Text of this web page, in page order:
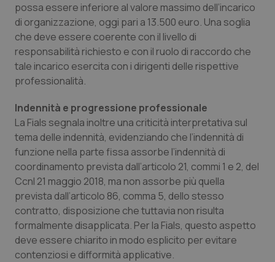
Salute orale & impianti
Sangue & coagulazione
Tiroide
Tumore al seno
Tumore ovarico
Tumori del Polmone & Testa Collo
Tumori gastrointestinali
Ulcera & Reflusso
possa essere inferiore al valore massimo dell’incarico
di organizzazione, oggi pari a 13.500 euro. Una soglia
che deve essere coerente con il livello di
responsabilità richiesto e con il ruolo di raccordo che
tale incarico esercita con i dirigenti delle rispettive
professionalità.
Indennità e progressione professionale
La Fials segnala inoltre una criticità interpretativa sul
tema delle indennità, evidenziando che l’indennità di
funzione nella parte fissa assorbe l’indennità di
coordinamento prevista dall’articolo 21, commi 1 e 2, del
Ccnl 21 maggio 2018, ma non assorbe più quella
prevista dall’articolo 86, comma 5, dello stesso
contratto, disposizione che tuttavia non risulta
formalmente disapplicata. Per la Fials, questo aspetto
deve essere chiarito in modo esplicito per evitare
contenziosi e difformità applicative.